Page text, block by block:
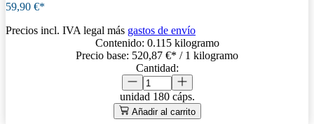
59,90 €*
Precios incl. IVA legal más gastos de envío
Contenido: 0.115 kilogramo
Precio base: 520,87 €* / 1 kilogramo
Cantidad:
unidad 180 cáps.
Añadir al carrito